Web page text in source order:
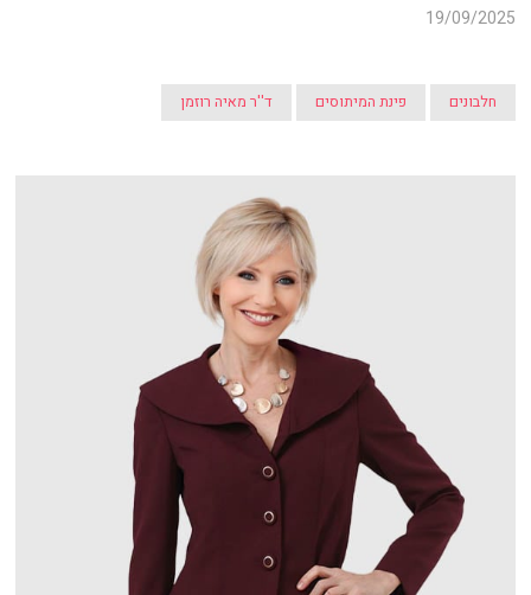
19/09/2025
חלבונים פינת המיתוסים ד''ר מאיה רוזמן